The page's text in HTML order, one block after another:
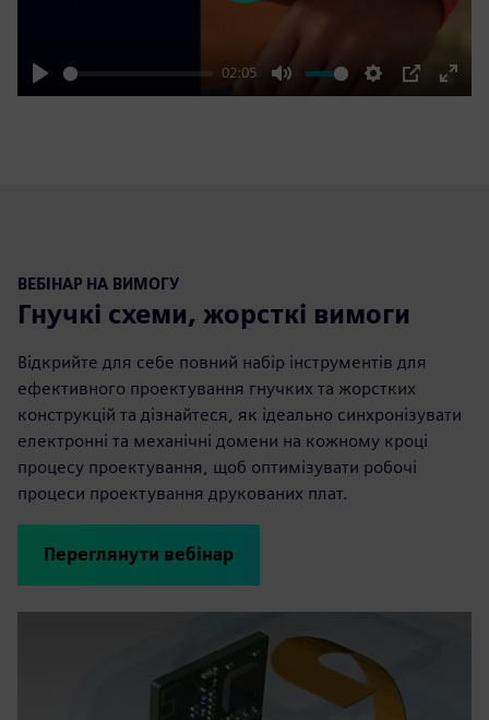
Play
02:05
Mute Settings
PIP
Enter
ВЕБІНАР НА ВИМОГУ
Гнучкі схеми, жорсткі вимоги
Відкрийте для себе повний набір інструментів для
ефективного проектування гнучких та жорстких
конструкцій та дізнайтеся, як ідеально синхронізувати
електронні та механічні домени на кожному кроці
процесу проектування, щоб оптимізувати робочі
процеси проектування друкованих плат.
Переглянути вебінар